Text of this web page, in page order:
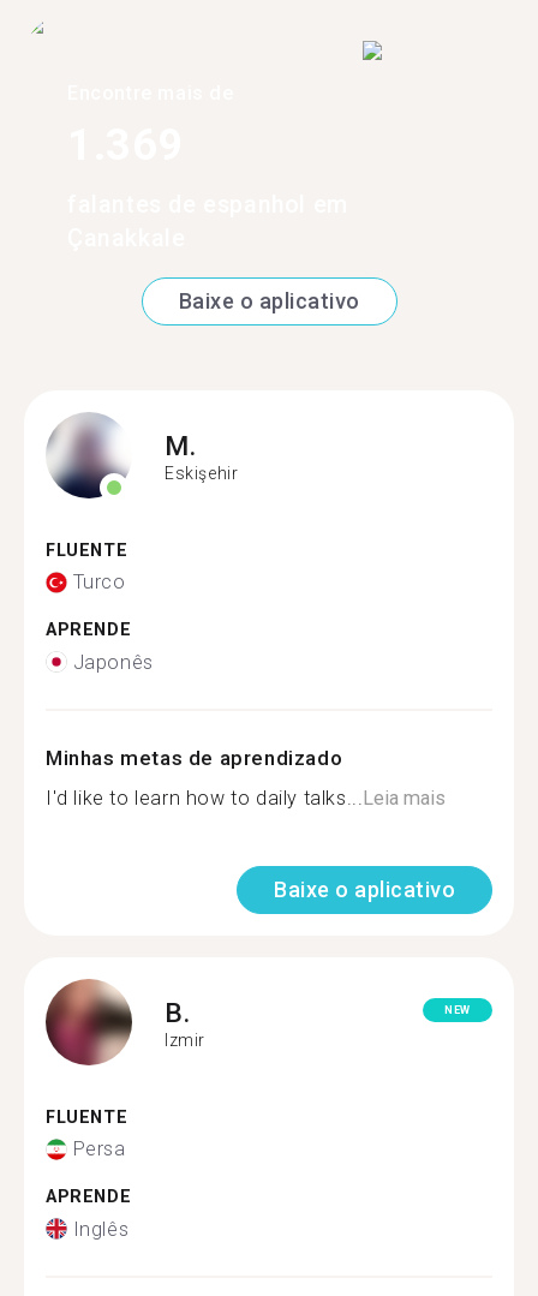
Baixe o aplicativo
M.
Eskişehir
FLUENTE
Turco
APRENDE
Japonês
Minhas metas de aprendizado
I'd like to learn how to daily talks... Leia mais
Baixe o aplicativo
B.
Izmir
NEW
FLUENTE
Persa
APRENDE
Inglês